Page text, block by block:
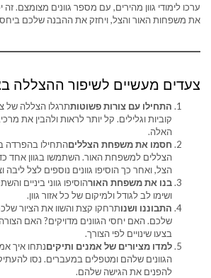
ערכו לימודי גוון מהירים, עם מספר גוונים מצומצם.
את משפחות האור והצל, ויחזק את ההבנה שלכם ביחסי
צעדים מעשיים לשיפור ההצללה
התחילו עם צורות פשוטותתרגלו הצללה של
קוביות וגלילים. קל יותר לראות ולהבין את
האלה.
חסמו את משפחת הצלליםהתחילו בהפרדה
הצללים למשפחת האור. השתמשו בגוון אחד
הצל, ואחר כך הוסיפו גוונים נוספים לצל ליבה
בנו את משפחת האורהוסיפו גווני ביניים
ושימו לב לגודל ולמיקום של כל אזור גוון.
התבוננו ושנותרחקו קצת והשוו את הציור
שלכם. האם יחסי הגוונים מדויקים? האם
בצעו שינויים לפי הצורך.
למדו מציורים של אמנים ותיקיםנתחו איך
הגוונים שלהם ומטפלים במעברים. נסו
להפנים את הגישה שלהם.